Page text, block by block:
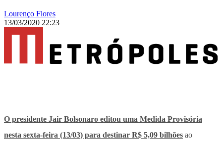
Lourenço Flores
13/03/2020 22:23
O presidente Jair Bolsonaro editou uma Medida Provisória
nesta sexta-feira (13/03) para destinar R$ 5,09 bilhões ao